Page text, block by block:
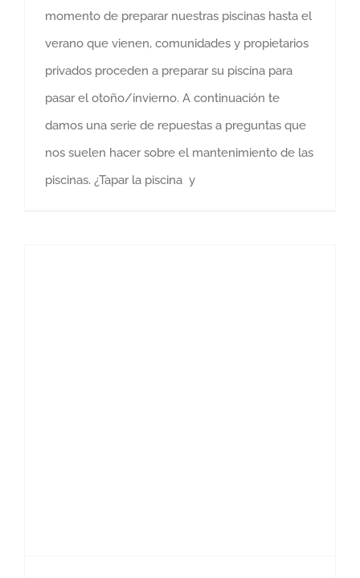
momento de preparar nuestras piscinas hasta el
verano que vienen, comunidades y propietarios
privados proceden a preparar su piscina para
pasar el otoño/invierno. A continuación te
damos una serie de repuestas a preguntas que
nos suelen hacer sobre el mantenimiento de las
piscinas. ¿Tapar la piscina y